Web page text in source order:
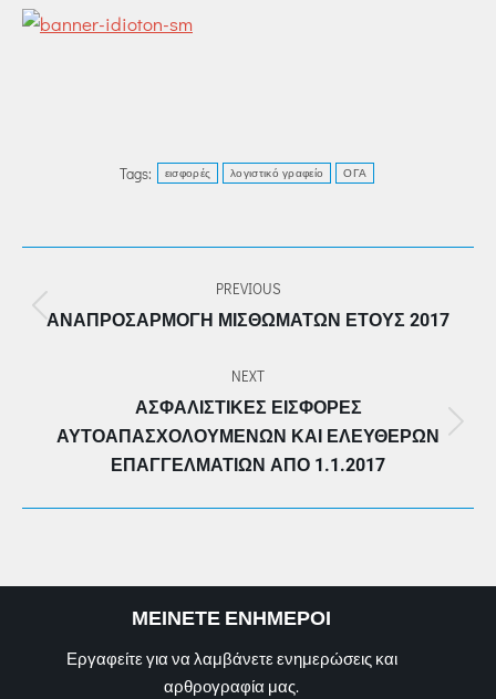
Tags: εισφορές λογιστικό γραφείο ΟΓΑ
NAVIGATION
PREVIOUS
Previous
ΑΝΑΠΡΟΣΑΡΜΟΓΉ ΜΙΣΘΩΜΆΤΩΝ ΈΤΟΥΣ 2017
NEXT
Next
post:
ΑΣΦΑΛΙΣΤΙΚΈΣ ΕΙΣΦΟΡΈΣ
ΑΥΤΟΑΠΑΣΧΟΛΟΎΜΕΝΩΝ ΚΑΙ ΕΛΕΎΘΕΡΩΝ
ΕΠΑΓΓΕΛΜΑΤΙΏΝ ΑΠΌ 1.1.2017
ΜΕΙΝΕΤΕ ΕΝΗΜΕΡΟΙ
Εργαφείτε για να λαμβάνετε ενημερώσεις και
αρθρογραφία μας.